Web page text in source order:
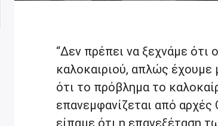
“Δεν πρέπει να ξεχνάμε ότι
καλοκαιριού, απλώς έχουμε
ότι το πρόβλημα το
επανεμφανίζεται από
είπαμε ότι η επανεξέταση